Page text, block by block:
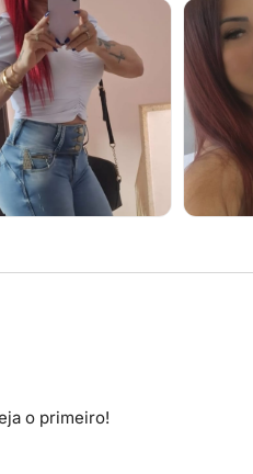
o primeiro!